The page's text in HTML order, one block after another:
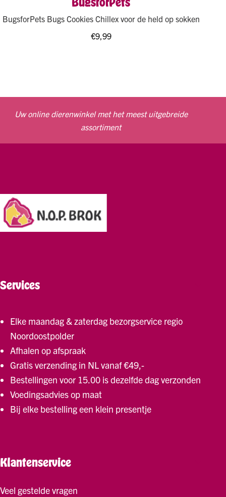
BugsforPets Bugs Cookies Chillex voor de held op sokken
€9,99
Uw online dierenwinkel met het meest uitgebreide
assortiment
Services
Elke maandag & zaterdag bezorgservice regio
Noordoostpolder
Afhalen op afspraak
Gratis verzending in NL vanaf €49,-
Bestellingen voor 15.00 is dezelfde dag verzonden
Voedingsadvies op maat
Bij elke bestelling een klein presentje
Klantenservice
Veel gestelde vragen